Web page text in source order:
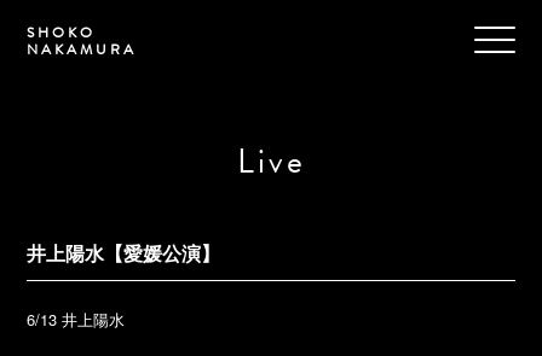
SHOKO
NAKAMURA
Live
井上陽水【愛媛公演】
6/13 井上陽水